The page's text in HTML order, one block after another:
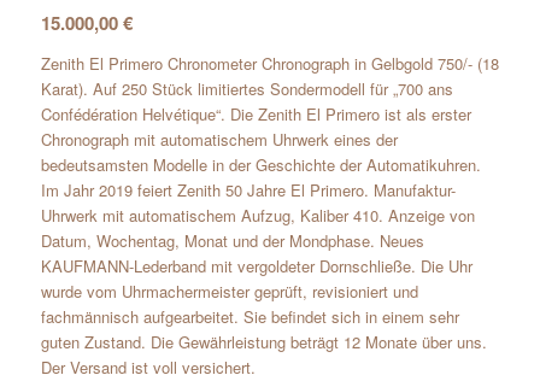
15.000,00€
Zenith El Primero Chronometer Chronograph in Gelbgold 750/- (18
Karat). Auf 250 Stück limitiertes Sondermodell für „700 ans
Confédération Helvétique“. Die Zenith El Primero ist als erster
Chronograph mit automatischem Uhrwerk eines der
bedeutsamsten Modelle in der Geschichte der Automatikuhren.
Im Jahr 2019 feiert Zenith 50 Jahre El Primero. Manufaktur-
Uhrwerk mit automatischem Aufzug, Kaliber 410. Anzeige von
Datum, Wochentag, Monat und der Mondphase. Neues
KAUFMANN-Lederband mit vergoldeter Dornschließe. Die Uhr
wurde vom Uhrmachermeister geprüft, revisioniert und
fachmännisch aufgearbeitet. Sie befindet sich in einem sehr
guten Zustand. Die Gewährleistung beträgt 12 Monate über uns.
Der Versand ist voll versichert.